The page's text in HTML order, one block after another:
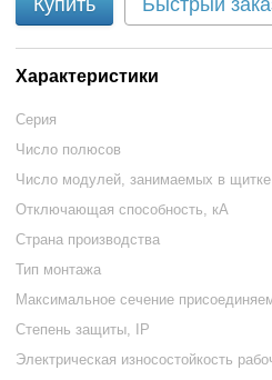
Купить Быстрый
Характеристики
Серия
Число полюсов
Число модулей, занимаемых в щитке
Отключающая способность, кА
Страна производства
Тип монтажа
Максимальное сечение
Степень защиты, IP
Электрическая износостойкость